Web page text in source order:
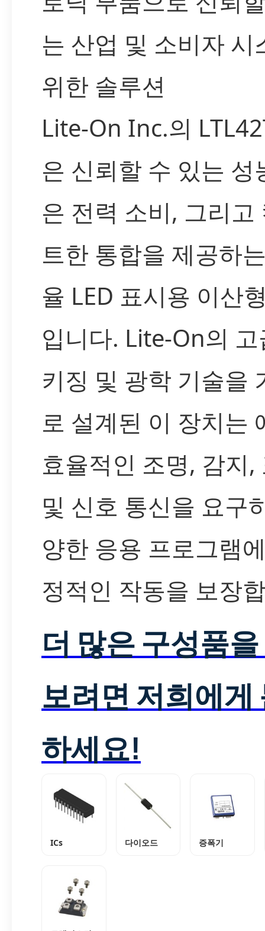
는 산업 및 소비자 시
위한 솔루션
Lite-On Inc.의
은 신뢰할 수 있는 성
은 전력 소비, 그리고
트한 통합을 제공하
율 LED 표시용 이산
입니다. Lite-On의
키징 및 광학 기술을
로 설계된 이 장치는
효율적인 조명, 감지,
및 신호 통신을 요구
양한 응용 프로그램
정적인 작동을 보장
더 많은 구성품
보려면 저희에게
하세요!
ICs 다이오드 증폭기